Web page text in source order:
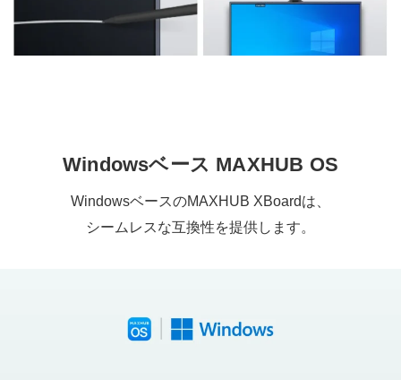
Windowsベース MAXHUB OS
WindowsベースのMAXHUB XBoardは、
シームレスな互換性を提供します。